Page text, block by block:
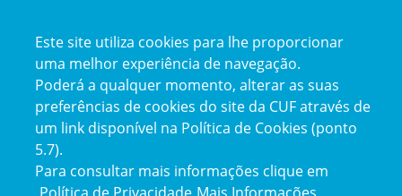
Reclamações e Elogios
e
elogios
Este site utiliza cookies para lhe proporcionar
uma melhor experiência de navegação.
Poderá a qualquer momento, alterar as suas
preferências de cookies do site da CUF através de
um link disponível na Política de Cookies (ponto
5.7).
Para consultar mais informações clique em